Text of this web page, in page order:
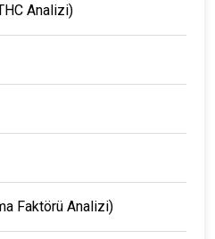
Analizi)
Faktörü Analizi)